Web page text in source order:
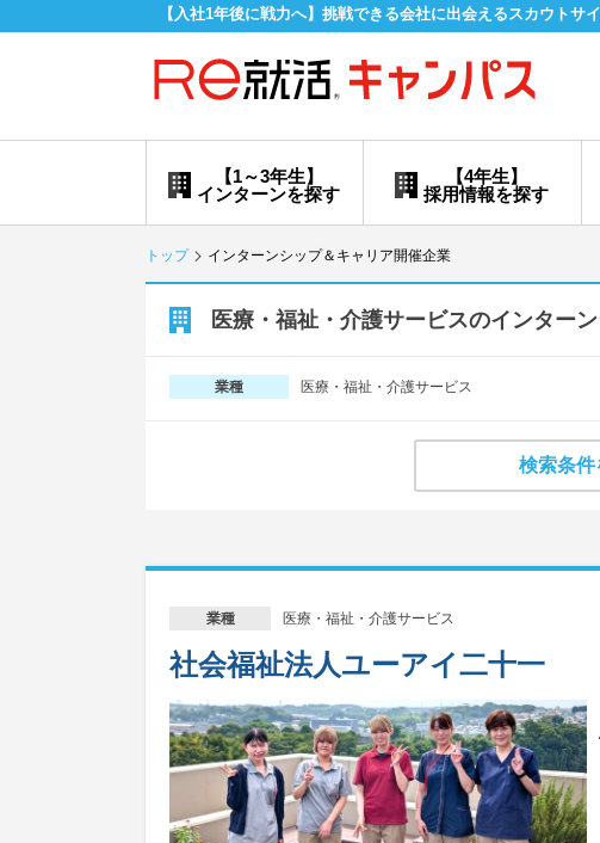
【入社1年後に戦力へ】挑戦できる会社に出会えるスカウトサ
【4年生】
採用情報を探す
【1～3年生】
インターンを探す
トップ インターンシップ＆キャリア開催企業
医療・福祉・介護サービスのインター
業種 医療・福祉・介護サービス
検索条件
業種 医療・福祉・介護サービス
社会福祉法人ユーアイ二十一